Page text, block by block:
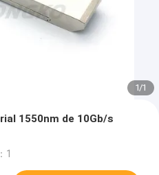
1/1
1550nm de 10Gb/s
1